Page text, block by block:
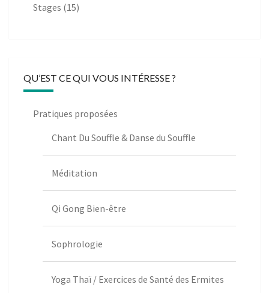
Stages (15)
QU’EST CE QUI VOUS INTÉRESSE ?
Pratiques proposées
Chant Du Souffle & Danse du Souffle
Méditation
Qi Gong Bien-être
Sophrologie
Yoga Thaï / Exercices de Santé des Ermites